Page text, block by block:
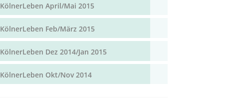
KölnerLeben April/Mai 2015
KölnerLeben Feb/März 2015
KölnerLeben Dez 2014/Jan 2015
KölnerLeben Okt/Nov 2014